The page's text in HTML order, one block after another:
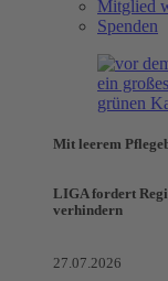
Mitglied
Spenden
Mit leerem
LIGA fordert
verhindern
27.07.2026